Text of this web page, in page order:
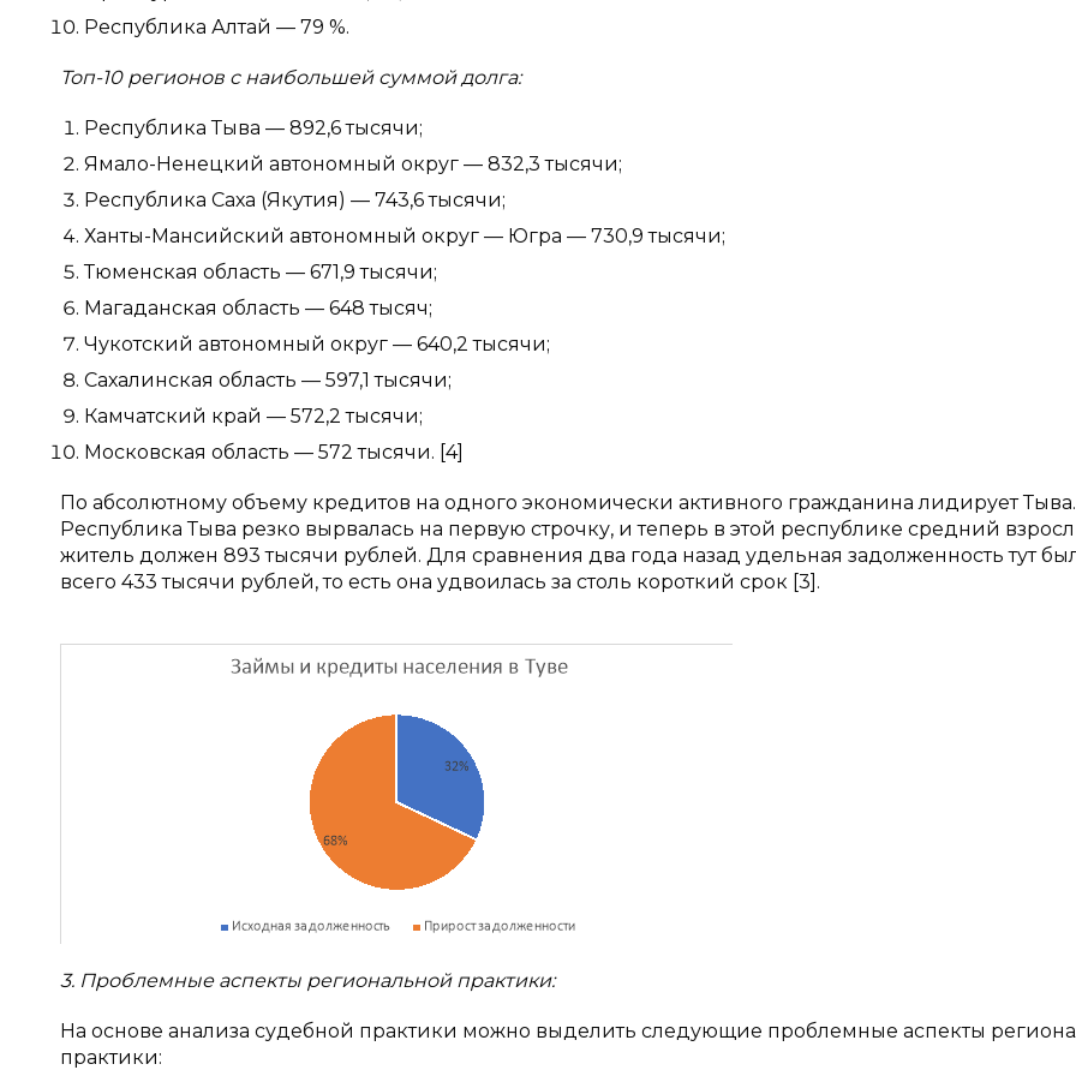
Республика Алтай — 79 %.
Топ-10 регионов с наибольшей суммой долга:
Республика Тыва — 892,6 тысячи;
Ямало-Ненецкий автономный округ — 832,3 тысячи;
Республика Саха (Якутия) — 743,6 тысячи;
Ханты-Мансийский автономный округ — Югра — 730,9 тысячи;
Тюменская область — 671,9 тысячи;
Магаданская область — 648 тысяч;
Чукотский автономный округ — 640,2 тысячи;
Сахалинская область — 597,1 тысячи;
Камчатский край — 572,2 тысячи;
Московская область — 572 тысячи. [4]
По абсолютному объему кредитов на одного экономически активного гражданина лидирует Тыва.
Республика Тыва резко вырвалась на первую строчку, и теперь в этой республике средний
житель должен 893 тысячи рублей. Для сравнения два года назад удельная задолженность тут
всего 433 тысячи рублей, то есть она удвоилась за столь короткий срок [3].
3. Проблемные аспекты региональной практики:
На основе анализа судебной практики можно выделить следующие проблемные аспекты
практики: